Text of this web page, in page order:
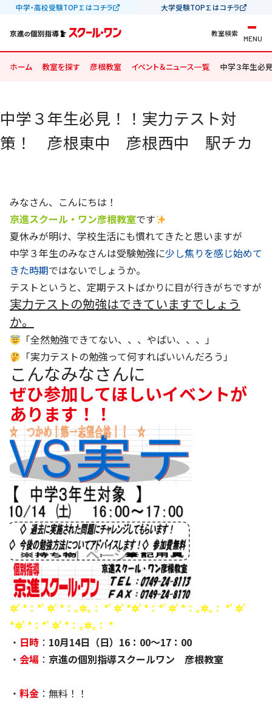
中学・高校受験TOP∑はコチラ 大学受験TOP∑はコチラ
教室検索
MENU
ホーム 教室を探す 彦根教室 イベント＆ニュース一覧 中学３年生
中学３年生必見！！実力テスト対
策！ 彦根東中 彦根西中 駅チカ
みなさん、こんにちは！
京進スクール・ワン彦根教室です
夏休みが明け、学校生活にも慣れてきたと思いますが
中学３年生のみなさんは受験勉強に少し焦りを感じ始めて
きた時期ではないでしょうか。
テストというと、定期テストばかりに目が行きがちですが
実力テストの勉強はできていますでしょう
か。
「全然勉強できてない、、、やばい、、、」
「実力テストの勉強って何すればいいんだろう」
こんなみなさんに
ぜひ参加してほしいイベントが
あります！！
✲ﾟ*：*ﾟ✲ﾟ*：｡✲｡： *ﾟ✲ﾟ*✲ﾟ*：*ﾟ✲ﾟ*：｡✲｡： *ﾟ✲ﾟ
*✲ﾟ*：*ﾟ✲ﾟ*：｡✲｡： *
・ 日時 ： 10月14日（日）16：00～17：00
・ 会場 ： 京進の個別指導スクールワン 彦根教室
・ 料金 ：無料！！